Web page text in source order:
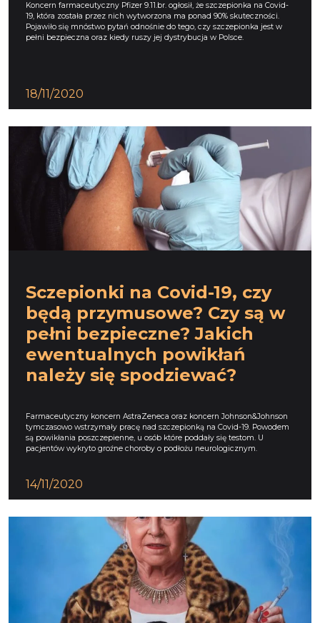
Koncern farmaceutyczny Pfizer 9.11.br. ogłosił, że szczepionka na Covid-
19, która została przez nich wytworzona ma ponad 90% skuteczności.
Pojawiło się mnóstwo pytań odnośnie do tego, czy szczepionka jest w
pełni bezpieczna oraz kiedy ruszy jej dystrybucja w Polsce.
18/11/2020
Sczepionki na Covid-19, czy
będą przymusowe? Czy są w
pełni bezpieczne? Jakich
ewentualnych powikłań
należy się spodziewać?
Farmaceutyczny koncern AstraZeneca oraz koncern Johnson&Johnson
tymczasowo wstrzymały pracę nad szczepionką na Covid-19. Powodem
są powikłania poszczepienne, u osób które poddały się testom. U
pacjentów wykryto groźne choroby o podłożu neurologicznym.
14/11/2020